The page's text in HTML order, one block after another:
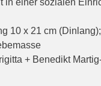
in einer sozialen
10 x 21 cm
+ Benedikt